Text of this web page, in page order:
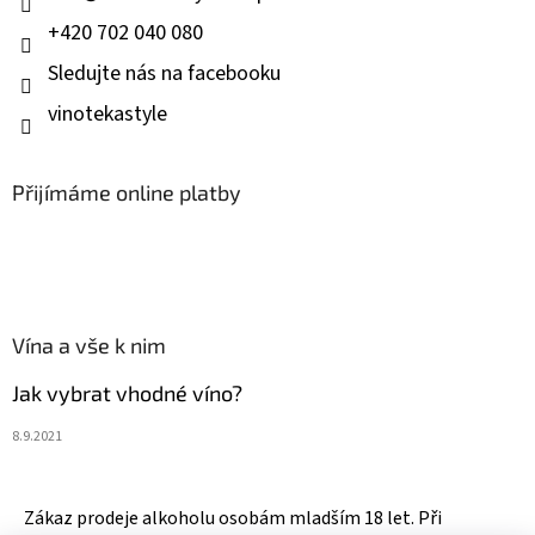
+420 702 040 080
Sledujte nás na facebooku
vinotekastyle
Přijímáme online platby
Vína a vše k nim
Jak vybrat vhodné víno?
8.9.2021
Zákaz prodeje alkoholu osobám mladším 18 let. Při